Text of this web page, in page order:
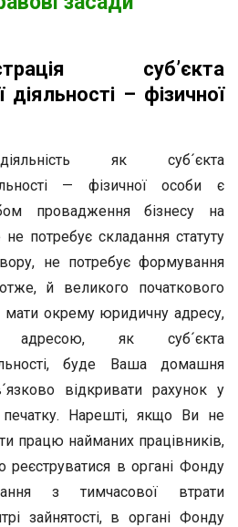
суб’єкта
діяльності – фізичної
як суб´єкта
— фізичної особи є
провадження бізнесу на
потребує складання статуту
не потребує формування
й великого початкового
мати окрему юридичну адресу,
адресою, як суб´єкта
буде Ваша домашня
відкривати рахунок у
Нарешті, якщо Ви не
працю найманих працівників,
реєструватися в органі Фонду
з тимчасової втрати
зайнятості, в органі Фонду